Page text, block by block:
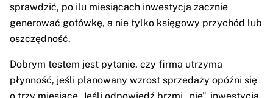
sprawdzić, po ilu miesiącach inwestycja zacznie
generować gotówkę, a nie tylko księgowy przychód lub
oszczędność.
Dobrym testem jest pytanie, czy firma utrzyma
płynność, jeśli planowany wzrost sprzedaży opóźni się